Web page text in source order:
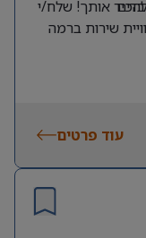
אותך! שלח/י
שירות ברמה
עוד פרטים